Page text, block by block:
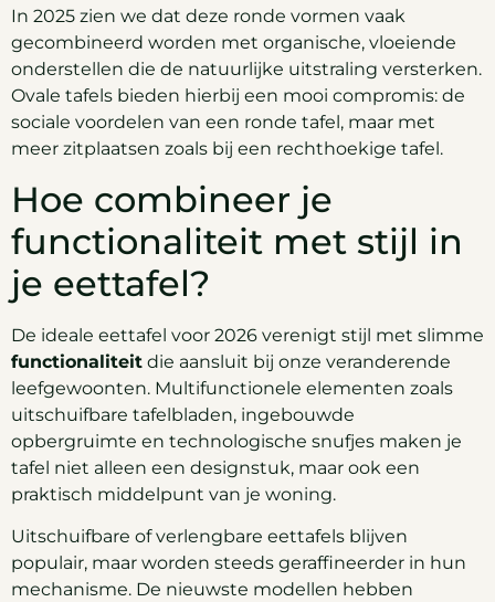
In 2025 zien we dat deze ronde vormen vaak
gecombineerd worden met organische, vloeiende
onderstellen die de natuurlijke uitstraling versterken.
Ovale tafels bieden hierbij een mooi compromis: de
sociale voordelen van een ronde tafel, maar met
meer zitplaatsen zoals bij een rechthoekige tafel.
Hoe combineer je
functionaliteit met stijl in
je eettafel?
De ideale eettafel voor 2026 verenigt stijl met slimme
functionaliteit die aansluit bij onze veranderende
leefgewoonten. Multifunctionele elementen zoals
uitschuifbare tafelbladen, ingebouwde
opbergruimte en technologische snufjes maken je
tafel niet alleen een designstuk, maar ook een
praktisch middelpunt van je woning.
Uitschuifbare of verlengbare eettafels blijven
populair, maar worden steeds geraffineerder in hun
mechanisme. De nieuwste modellen hebben